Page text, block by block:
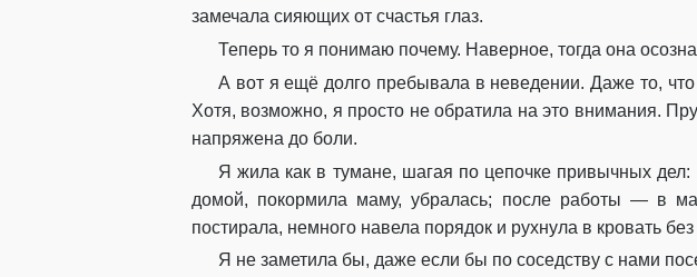
замечала сияющих от счастья глаз.
Теперь то я понимаю почему. Наверное, тогда она
А вот я ещё долго пребывала в неведении. Даже то,
Хотя, возможно, я просто не обратила на это внимания.
напряжена до боли.
Я жила как в тумане, шагая по цепочке привычных
домой, покормила маму, убралась; после работы — в
постирала, немного навела порядок и рухнула в кровать без
Я не заметила бы, даже если бы по соседству с нами